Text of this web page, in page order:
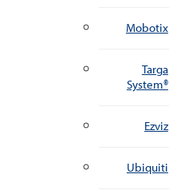
Mobotix
Targa
System®
Ezviz
Ubiquiti